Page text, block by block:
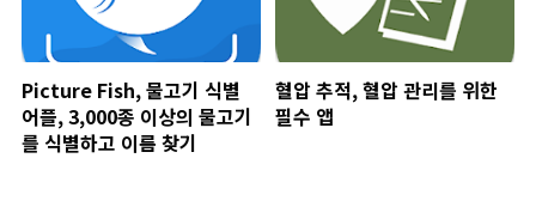
Picture Fish, 물고기 식별
어플, 3,000종 이상의 물고기
를 식별하고 이름 찾기
혈압 추적, 혈압 관리를 위한
필수 앱